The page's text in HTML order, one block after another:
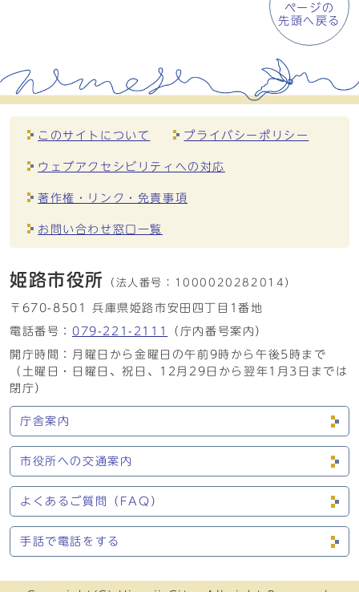
ページの
先頭へ戻る
このサイトについて プライバシーポリシー
ウェブアクセシビリティへの対応
著作権・リンク・免責事項
お問い合わせ窓口一覧
姫路市役所 （法人番号： 1000020282014）
〒670-8501 兵庫県姫路市安田四丁目1番地
電話番号： 079-221-2111
（庁内番号案内）
開庁時間：月曜日から金曜日の午前9時から午後5時まで
（土曜日・日曜日、祝日、12月29日から翌年1月3日までは
閉庁）
庁舎案内
市役所への交通案内
よくあるご質問（FAQ）
手話で電話をする